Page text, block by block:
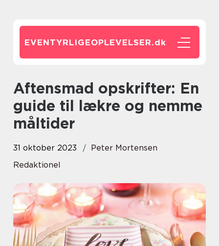
EVENTYRLIGEOPLEVELSER.dk
Aftensmad opskrifter: En
guide til lækre og nemme
måltider
31 oktober 2023
Peter Mortensen
Redaktionel